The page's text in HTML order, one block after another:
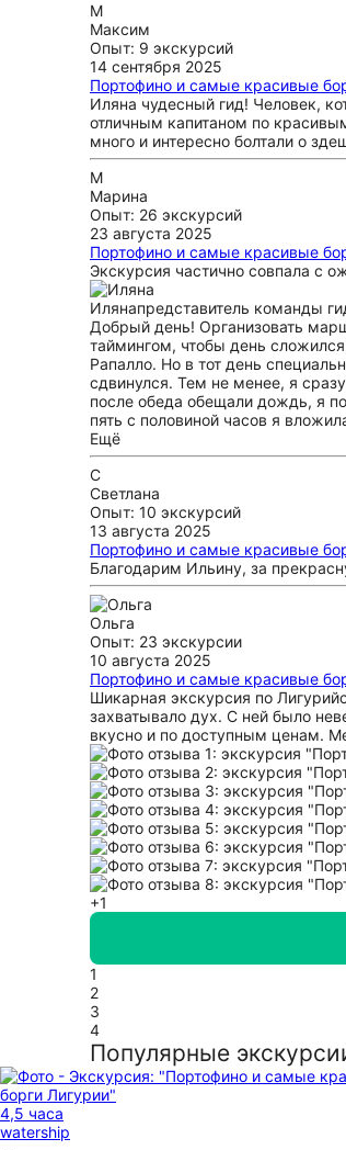
М
Максим
Опыт: 9 экскурсий
14 сентября 2025
Портофино и самые красивые
Иляна чудесный гид! Человек,
отличным капитаном по
много и интересно болтали о
М
Марина
Опыт: 26 экскурсий
23 августа 2025
Портофино и самые красивые
Экскурсия частично совпала с
Илянапредставитель команды
Добрый день! Организовать
таймингом, чтобы день
Рапалло. Но в тот день
сдвинулся. Тем не менее, я
после обеда обещали дождь, я
пять с половиной часов я
Ещё
С
Светлана
Опыт: 10 экскурсий
13 августа 2025
Портофино и самые красивые
Благодарим Ильину, за
Ольга
Опыт: 23 экскурсии
10 августа 2025
Портофино и самые красивые
Шикарная экскурсия по
захватывало дух. С ней было
вкусно и по доступным ценам.
+1
1
2
3
4
Популярные
4,5 часа
watership